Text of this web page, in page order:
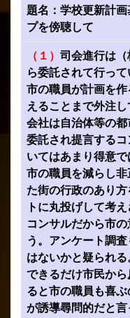
題名：学校更新計
プを傍聴して
（１） 司会進行は
ら委託されて行って
市の職員が計画を
えることまで外注
会社は自治体等の
委託され提言する
いてはあまり得意
市の職員を減らし
た街の行政のあり
トに丸投げして考
コンサルだから市
う。アンケート調
はないかと疑られる
できるだけ市民か
ると市の職員も喜
が誘導尋問的だと